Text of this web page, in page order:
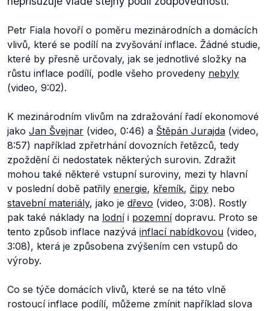
Petr Fiala hovoří o poměru mezinárodních a domácích
vlivů, které se podílí na zvyšování inflace. Žádné studie,
které by přesně určovaly, jak se jednotlivé složky na
růstu inflace podílí, podle všeho provedeny nebyly
(video, 9:02).
K mezinárodním vlivům na zdražování řadí ekonomové
jako Jan Švejnar (video, 0:46) a Štěpán Jurajda (video,
8:57) například zpřetrhání dovozních řetězců, tedy
zpoždění či nedostatek některých surovin. Zdražit
mohou také některé vstupní suroviny, mezi ty hlavní
v poslední době patřily energie, křemík, čipy nebo
stavební materiály, jako je dřevo (video, 3:08). Rostly
pak také náklady na lodníi pozemnídopravu. Proto se
tento způsob inflace nazývá inflací nabídkovou (video,
3:08), která je způsobena zvýšením cen vstupů do
výroby.
Co se týče domácích vlivů, které se na této vlně
rostoucí inflace podílí, můžeme zmínit například slova